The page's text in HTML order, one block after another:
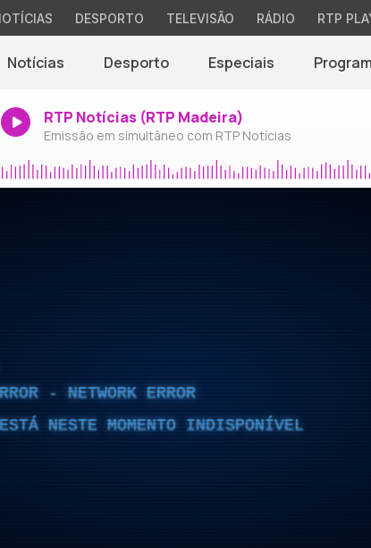
DESPORTO TELEVISÃO RÁDIO RTP
Notícias Desporto Especiais
RTP Notícias (RTP Madeira)
Emissão em simultâneo com RTP Notícias
- NETWORK ERROR
NESTE MOMENTO INDISPONÍVEL